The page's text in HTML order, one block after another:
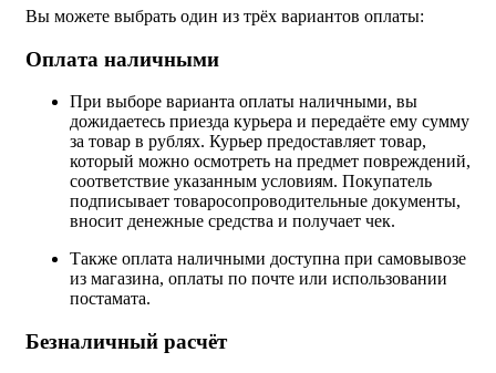
Вы можете выбрать один из трёх вариантов оплаты:
Оплата наличными
При выборе варианта оплаты наличными, вы
дожидаетесь приезда курьера и передаёте ему сумму
за товар в рублях. Курьер предоставляет товар,
который можно осмотреть на предмет повреждений,
соответствие указанным условиям. Покупатель
подписывает товаросопроводительные документы,
вносит денежные средства и получает чек.
Также оплата наличными доступна при самовывозе
из магазина, оплаты по почте или использовании
постамата.
Безналичный расчёт